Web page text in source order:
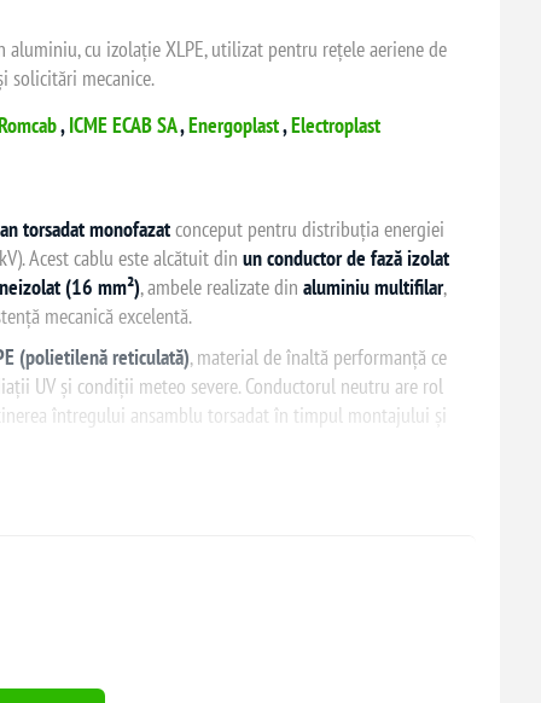
cu izolație XLPE, utilizat pentru rețele aeriene de
solicitări mecanice.
, ICME ECAB SA,Energoplast,Electroplast
torsadat monofazatconceput pentru distribuția energiei
Acest cablu este alcătuit din un conductor de fază izolat
(16 mm²), ambele realizate din aluminiu multifilar,
mecanică excelentă.
(polietilenă reticulată), material de înaltă performanță ce
UV și condiții meteo severe. Conductorul neutru are rol
întregului ansamblu torsadat în timpul montajului și
16 mm² (neutru)